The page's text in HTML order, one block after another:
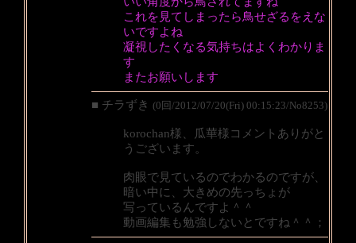
これを見てしまったら鳥せざるをえな
いですよね
凝視したくなる気持ちはよくわかりま
す
またお願いします
■ チラずき (0回/2012/07/20(Fri) 00:15:23/No8253)
korochan様、瓜華様コメントありがと
うございます。
肉眼で見ているのでわかるのですが、
暗い中に、大きめの先っちょが
写っているんですよ＾＾
動画編集も勉強しないとですね＾＾；